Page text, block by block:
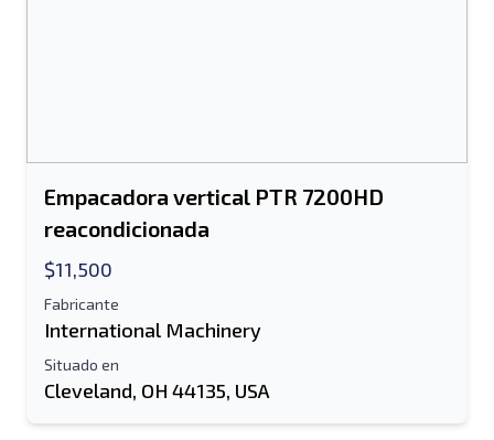
Empacadora vertical PTR 7200HD
reacondicionada
$11,500
Fabricante
International Machinery
Situado en
Cleveland, OH 44135, USA